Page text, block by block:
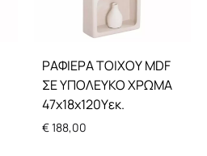
ΡΑΦΙΕΡΑ ΤΟΙΧΟΥ MDF
ΣΕ ΥΠΟΛΕΥΚΟ ΧΡΩΜΑ
47x18x120Υεκ.
€188,00